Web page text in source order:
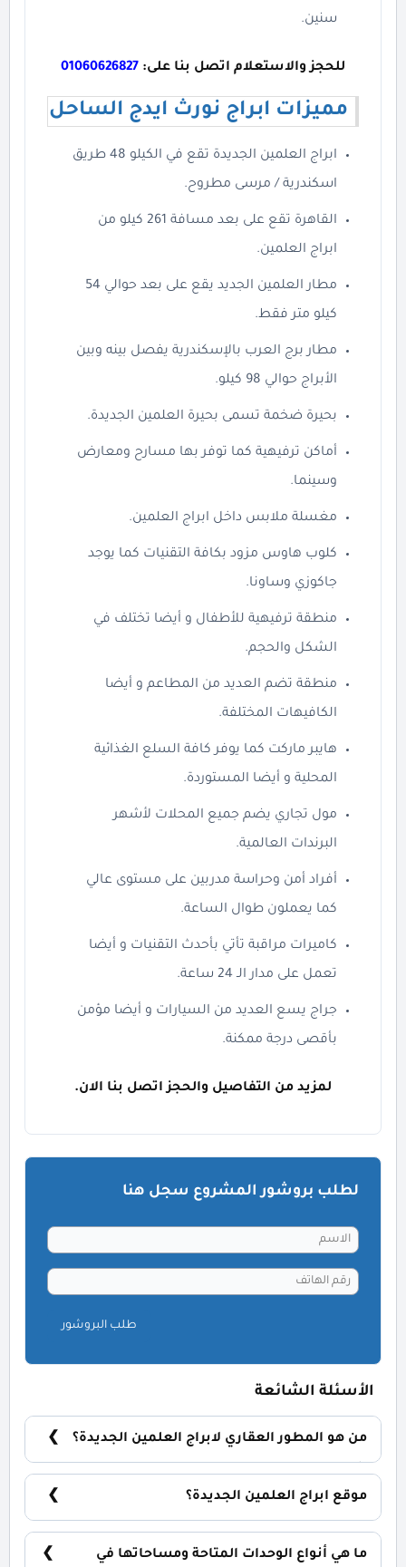
سنين.
للحجز والاستعلام اتصل بنا على: 01060626827
مميزات ابراج نورث ايدج الساحل
ابراج العلمين الجديدة تقع في الكيلو 48 طريق
اسكندرية / مرسى مطروح.
القاهرة تقع على بعد مسافة 261 كيلو من
ابراج العلمين.
مطار العلمين الجديد يقع على بعد حوالي 54
كيلو متر فقط.
مطار برج العرب بالإسكندرية يفصل بينه وبين
الأبراج حوالي 98 كيلو.
بحيرة ضخمة تسمى بحيرة العلمين الجديدة.
أماكن ترفيهية كما توفر بها مسارح ومعارض
وسينما.
مغسلة ملابس داخل ابراج العلمين.
كلوب هاوس مزود بكافة التقنيات كما يوجد
جاكوزي وساونا.
منطقة ترفيهية للأطفال و أيضا تختلف في
الشكل والحجم.
منطقة تضم العديد من المطاعم و أيضا
الكافيهات المختلفة.
هايبر ماركت كما يوفر كافة السلع الغذائية
المحلية و أيضا المستوردة.
مول تجاري يضم جميع المحلات لأشهر
البرندات العالمية.
أفراد أمن وحراسة مدربين على مستوى عالي
كما يعملون طوال الساعة.
كاميرات مراقبة تأتي بأحدث التقنيات و أيضا
تعمل على مدار الـ 24 ساعة.
جراج يسع العديد من السيارات و أيضا مؤمن
بأقصى درجة ممكنة.
لمزيد من التفاصيل والحجز اتصل بنا الان.
لطلب بروشور المشروع سجل هنا
طلب البروشور
الأسئلة الشائعة
من هو المطور العقاري لابراج العلمين الجديدة؟
Developments.
موقع ابراج العلمين الجديدة؟
/ مرسى مطروح.
ما هي أنواع الوحدات المتاحة ومساحاتها في